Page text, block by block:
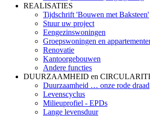
REALISATIES
Tijdschrift 'Bouwen met Baksteen'
Stuur uw project
Eengezinswoningen
Groepswoningen en
Renovatie
Kantoorgebouwen
Andere functies
DUURZAAMHEID en
Duurzaamheid … onze rode draad
Levenscyclus
Milieuprofiel - EPDs
Lange levensduur